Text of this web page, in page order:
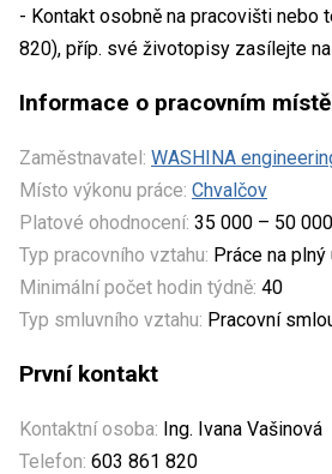
- Kontakt osobně na pracovišti nebo
820), příp. své životopisy zasílejte
Informace o pracovním místě
Zaměstnavatel: WASHINA
Místo výkonu práce: Chvalčov
Platové ohodnocení: 35 000 – 50
Typ pracovního vztahu: Práce na
Minimální počet hodin týdně: 40
Typ smluvního vztahu: Pracovní
První kontakt
Kontaktní osoba: Ing. Ivana Vašinová
Telefon: 603 861 820